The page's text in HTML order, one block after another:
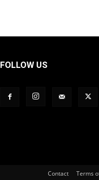
FOLLOW US
Contact Terms